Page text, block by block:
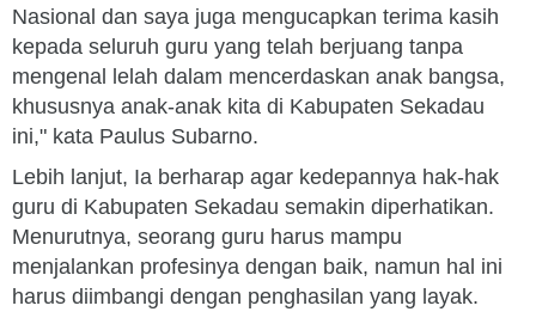
Nasional dan saya juga mengucapkan terima kasih
kepada seluruh guru yang telah berjuang tanpa
mengenal lelah dalam mencerdaskan anak bangsa,
khususnya anak-anak kita di Kabupaten Sekadau
ini," kata Paulus Subarno.
Lebih lanjut, Ia berharap agar kedepannya hak-hak
guru di Kabupaten Sekadau semakin diperhatikan.
Menurutnya, seorang guru harus mampu
menjalankan profesinya dengan baik, namun hal ini
harus diimbangi dengan penghasilan yang layak.